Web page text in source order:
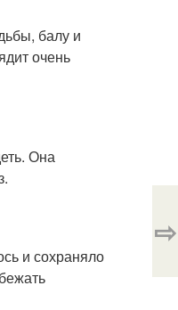
балу и
очень
Она
и сохраняло
⇨